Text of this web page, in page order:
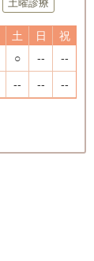
土曜診療
土 日
祝
○ -- --
-- -- --